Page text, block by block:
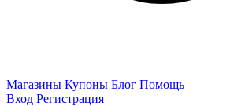
Магазины Купоны Блог Помощь
Вход Регистрация